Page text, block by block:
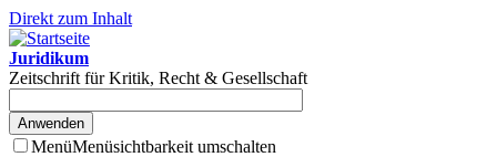
Direkt zum Inhalt
Juridikum
Zeitschrift für Kritik, Recht & Gesellschaft
MenüMenüsichtbarkeit umschalten